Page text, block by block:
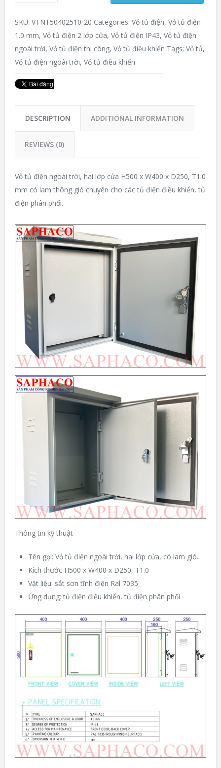
SKU: VTNT50402510-20 Categories: Vỏ tủ điện, Vỏ tủ điện
1.0 mm, Vỏ tủ điện 2 lớp cửa, Vỏ tủ điện IP43, Vỏ tủ điện
ngoài trời, Vỏ tủ điện thi công, Vỏ tủ điều khiển Tags: Vỏ tủ,
Vỏ tủ điện ngoài trời, Vỏ tủ điều khiển
DESCRIPTION ADDITIONAL INFORMATION
REVIEWS (0)
Vỏ tủ điện ngoài trời, hai lớp cửa H500 x W400 x D250, T1.0
mm có lam thông gió chuyên cho các tủ điện điều khiển, tủ
điện phân phối.
Thông tin kỹ thuật
Tên gọi: Vỏ tủ điện ngoài trời, hai lớp cửa, có lam gió.
Kích thước H500 x W400 x D250, T1.0
Vật liệu: sắt sơn tĩnh điện Ral 7035
Ứng dụng: tủ điện điều khiển, tủ điện phân phối